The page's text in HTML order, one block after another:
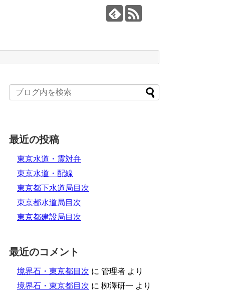
最近の投稿
東京水道・震対弁
東京水道・配線
東京都下水道局目次
東京都水道局目次
東京都建設局目次
最近のコメント
境界石・東京都目次 に 管理者 より
境界石・東京都目次 に 栁澤研一 より